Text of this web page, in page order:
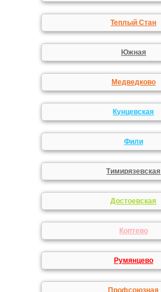
Теплый Стан
Южная
Медведково
Кунцевская
Фили
Тимирязевская
Достоевская
Коптево
Румянцево
Профсоюзная